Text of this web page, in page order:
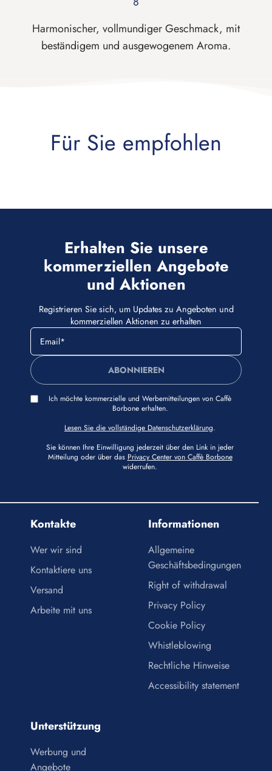
Harmonischer, vollmundiger Geschmack, mit
beständigem und ausgewogenem Aroma.
Erhalten Sie unsere
kommerziellen Angebote
und Aktionen
Registrieren Sie sich, um Updates zu Angeboten und
kommerziellen Aktionen zu erhalten
ABONNIEREN
Ich möchte kommerzielle und Werbemitteilungen von Caffè
Borbone erhalten.
Lesen Sie die vollständige Datenschutzerklärung.
Sie können Ihre Einwilligung jederzeit über den Link in jeder
Mitteilung oder über das Privacy Center von Caffè Borbone
widerrufen.
Kontakte
Wer wir sind
Kontaktiere uns
Versand
Arbeite mit uns
Informationen
Allgemeine
Geschäftsbedingungen
Right of withdrawal
Privacy Policy
Cookie Policy
Whistleblowing
Rechtliche Hinweise
Accessibility statement
Unterstützung
Werbung und
Angebote